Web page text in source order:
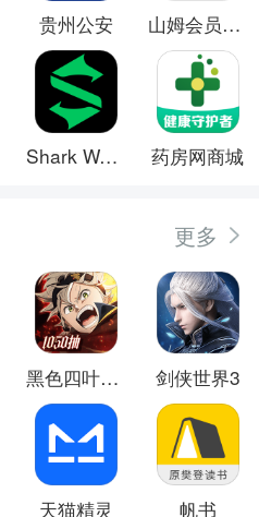
贵州公安 山姆会员商店
Shark Wear 药房网商城
更多
黑色四叶草 魔法帝之道 剑侠世界3
天猫精灵 帆书